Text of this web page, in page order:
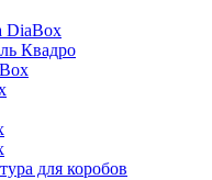
DiaBox
Квадро
для коробов